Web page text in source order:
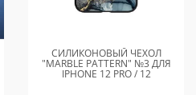
СИЛИКОНОВЫЙ ЧЕХОЛ
"MARBLE PATTERN" №3 ДЛЯ
IPHONE 12 PRO / 12